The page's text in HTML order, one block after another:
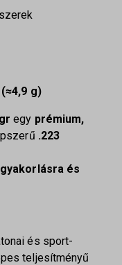
g)
egy prémium,
.223
és
és sport-
teljesítményű